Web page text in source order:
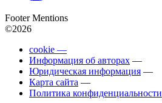
Footer Mentions
©2026
cookie —
Информация об авторах —
Юридическая информация —
Карта сайта —
Политика конфиденциальности